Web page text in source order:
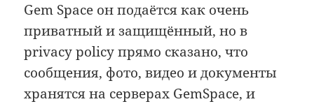
Gem Space он подаётся как очень
приватный и защищённый, но в
privacy policy прямо сказано, что
сообщения, фото, видео и документы
хранятся на серверах GemSpace, и